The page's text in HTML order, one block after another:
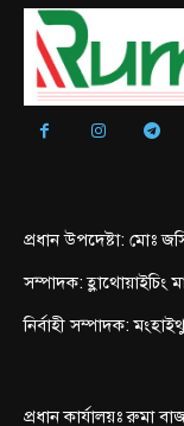
প্রধান উপদেষ্টা: মোঃ
সম্পাদক: হ্লাথোয়াইচিং
নির্বাহী সম্পাদক:
প্রধান কার্যালয়ঃ রুমা